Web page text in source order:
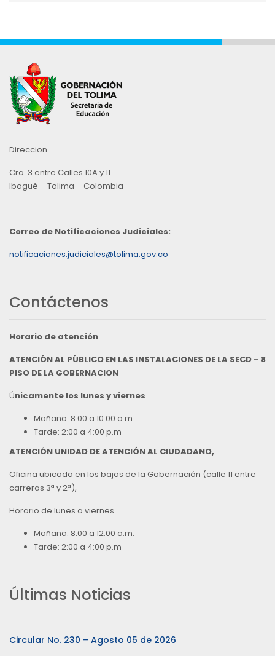
Direccion
Cra. 3 entre Calles 10A y 11
Ibagué – Tolima – Colombia
Correo de Notificaciones Judiciales:
notificaciones.judiciales@tolima.gov.co
Contáctenos
Horario de atención
ATENCIÓN AL PÚBLICO EN LAS INSTALACIONES DE LA SECD – 8
PISO DE LA GOBERNACION
Únicamente los lunes y viernes
Mañana: 8:00 a 10:00 a.m.
Tarde: 2:00 a 4:00 p.m
ATENCIÓN UNIDAD DE ATENCIÓN AL CIUDADANO,
Oficina ubicada en los bajos de la Gobernación (calle 11 entre
carreras 3ª y 2ª),
Horario de lunes a viernes
Mañana: 8:00 a 12:00 a.m.
Tarde: 2:00 a 4:00 p.m
Últimas Noticias
Circular No. 230 – Agosto 05 de 2026